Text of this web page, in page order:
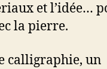
et l’idée…
la pierre.
calligraphie, un